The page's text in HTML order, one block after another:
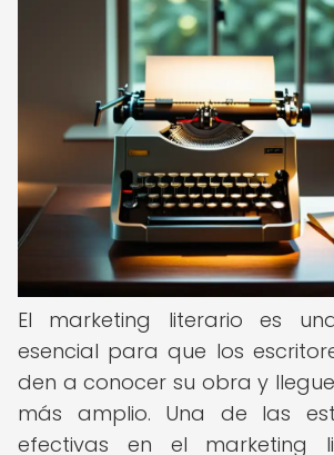
El marketing literario es
esencial para que los
den a conocer su obra y
más amplio. Una de las
efectivas en el marketing